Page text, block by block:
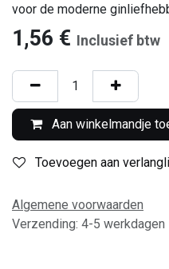
voor de moderne
1,56 € Inclusief btw
Aan winkelmandje
Toevoegen aan
Algemene voorwaarden
Verzending: 4-5 werkdagen